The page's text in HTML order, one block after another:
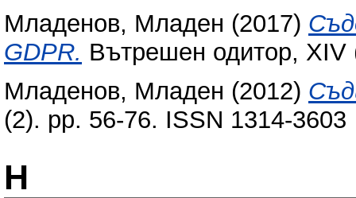
Младенов, Младен (2017)
GDPR. Вътрешен одитор, XIV
Младенов, Младен (2012)
(2). pp. 56-76. ISSN 1314-3603
Н